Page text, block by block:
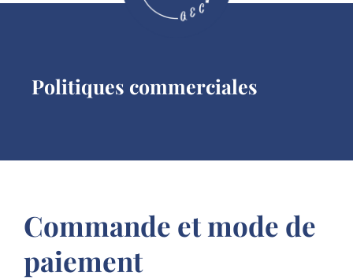
Politiques commerciales
Commande et mode de
paiement